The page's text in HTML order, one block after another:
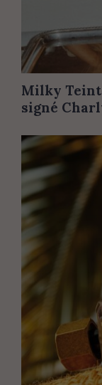
Milky
signé